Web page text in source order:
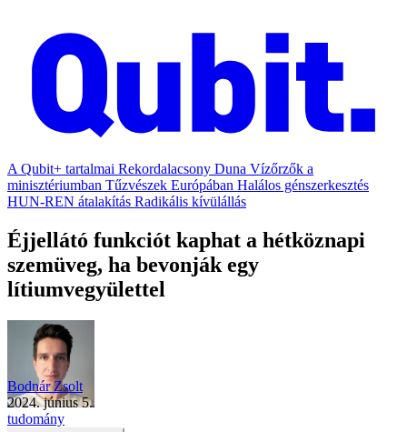
A Qubit+ tartalmai Rekordalacsony Duna Vízőrzők a
minisztériumban Tűzvészek Európában Halálos génszerkesztés
HUN-REN átalakítás Radikális kívülállás
Éjjellátó funkciót kaphat a hétköznapi
szemüveg, ha bevonják egy
lítiumvegyülettel
Bodnár Zsolt
2024. június 5.
tudomány